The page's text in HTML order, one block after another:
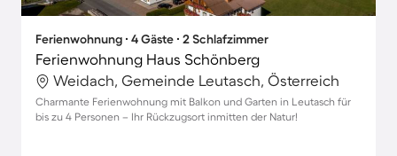
Ferienwohnung ∙ 4 Gäste ∙ 2 Schlafzimmer
Ferienwohnung Haus Schönberg
Weidach, Gemeinde Leutasch, Österreich
Charmante Ferienwohnung mit Balkon und Garten in Leutasch für
bis zu 4 Personen – Ihr Rückzugsort inmitten der Natur!